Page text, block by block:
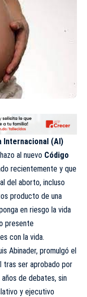
Internacional (AI)
al nuevo Código
recientemente y que
del aborto, incluso
producto de una
en riesgo la vida
presente
con la vida.
Abinader, promulgó el
tras ser aprobado por
de debates, sin
y ejecutivo